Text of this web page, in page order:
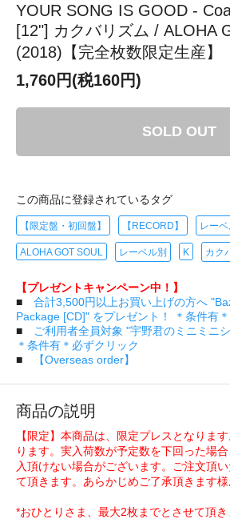
YOUR SONG IS GOOD -
[12"] カクバリズム / ALOHA
(2018)【完全枚数限定生産】
1,760円(税160円)
SOLD OUT
この商品に登録されているタグ
【限定盤・初回盤】 【RECORD】 レー
ALOHA GOT SOUL レーベル別 K カク
【プレゼントキャンペーン中！】
■ 合計3,500円以上お買い上げの方へ
Package [CD]" をプレゼント！ ＊条件有
■
ご利用者全員対象 "宇野君のミニミニ
＊条件有＊必ずクリック
■
【Overseas order】
商品の説明
【限定】本商品は、限定プレスとなりま
ります。実入荷数が予定数を下回った場
入頂けない場合がございます。ご注文頂
て頂きます。あらかじめご了承頂きます様
*おひとりさま、最大2枚までとさせて頂き